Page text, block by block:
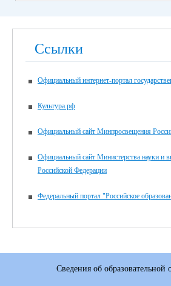
Ссылки
Официальный интернет-портал
Культура.рф
Официальный сайт Минпросвещения
Официальный сайт Министерства науки и
Российской Федерации
Федеральный портал "Российское
Сведения об образовательной